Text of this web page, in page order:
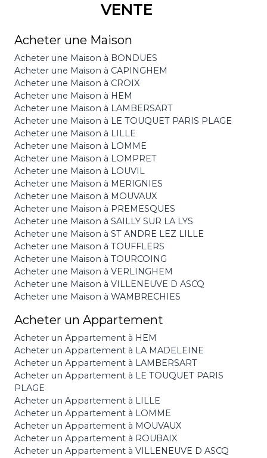
VENTE
Acheter une Maison
Acheter une Maison à BONDUES
Acheter une Maison à CAPINGHEM
Acheter une Maison à CROIX
Acheter une Maison à HEM
Acheter une Maison à LAMBERSART
Acheter une Maison à LE TOUQUET PARIS PLAGE
Acheter une Maison à LILLE
Acheter une Maison à LOMME
Acheter une Maison à LOMPRET
Acheter une Maison à LOUVIL
Acheter une Maison à MERIGNIES
Acheter une Maison à MOUVAUX
Acheter une Maison à PREMESQUES
Acheter une Maison à SAILLY SUR LA LYS
Acheter une Maison à ST ANDRE LEZ LILLE
Acheter une Maison à TOUFFLERS
Acheter une Maison à TOURCOING
Acheter une Maison à VERLINGHEM
Acheter une Maison à VILLENEUVE D ASCQ
Acheter une Maison à WAMBRECHIES
Acheter un Appartement
Acheter un Appartement à HEM
Acheter un Appartement à LA MADELEINE
Acheter un Appartement à LAMBERSART
Acheter un Appartement à LE TOUQUET PARIS
PLAGE
Acheter un Appartement à LILLE
Acheter un Appartement à LOMME
Acheter un Appartement à MOUVAUX
Acheter un Appartement à ROUBAIX
Acheter un Appartement à VILLENEUVE D ASCQ